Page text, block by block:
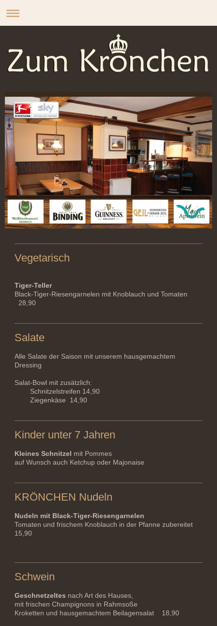
Vegetarisch
Tiger-Teller
Black-Tiger-Riesengarnelen mit Knoblauch und Tomaten
28,90
Salate
Alle Salate der Saison mit unserem hausgemachtem
Dressing
Salat-Bowl mit zusätzlich:
Schnitzelstreifen 14,90
Ziegenkäse 14,90
Kinder unter 7 Jahren
Kleines Schnitzel mit Pommes
auf Wunsch auch Ketchup oder Majonaise
KRÖNCHEN Nudeln
Nudeln mit Black-Tiger-Riesengarnelen
Tomaten und frischem Knoblauch in der Pfanne zubereitet
15,90
Schwein
Geschnetzeltes nach Art des Hauses,
mit frischen Champignons in Rahmsoße
Kroketten und hausgemachtem Beilagensalat 18,90